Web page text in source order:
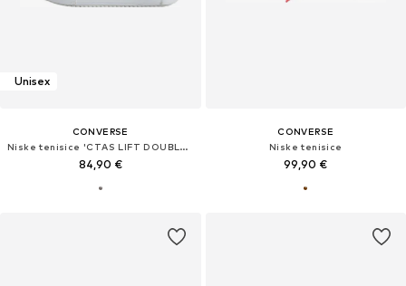
Unisex
CONVERSE
Niske tenisice 'CTAS LIFT DOUBLE STACK'
84,90 €
CONVERSE
Niske tenisice
99,90 €